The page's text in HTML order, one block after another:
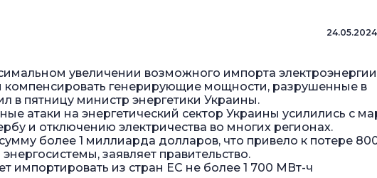
увеличении возможного импорта
компенсировать генерирующие мощности, разрушенные в
в пятницу министр энергетики Украины.
атаки на энергетический сектор Украины усилились с
и отключению электричества во многих регионах.
более 1 миллиарда долларов, что привело к потере
заявляет правительство.
импортировать из стран ЕС не более 1 700 МВт-ч